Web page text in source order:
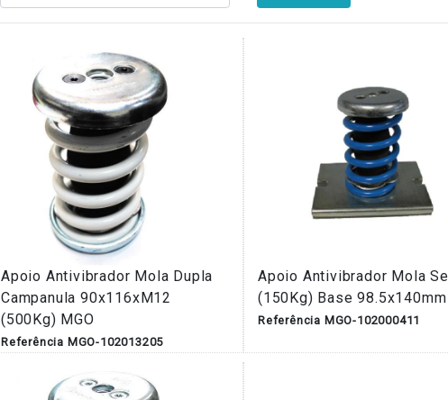
Apoio Antivibrador Mola Dupla
Campanula 90x116xM12
(500Kg) MGO
Referência MGO-102013205
Apoio Antivibrador Mola
(150Kg) Base 98.5x140mm
Referência MGO-102000411